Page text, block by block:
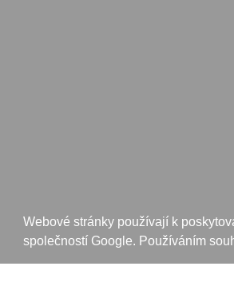
Webové stránky používají k
společností Google. Používáním
2026 Web7master s.r.o.